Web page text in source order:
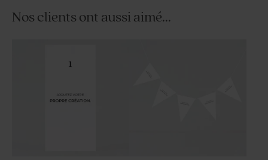
Nos clients ont aussi aimé...